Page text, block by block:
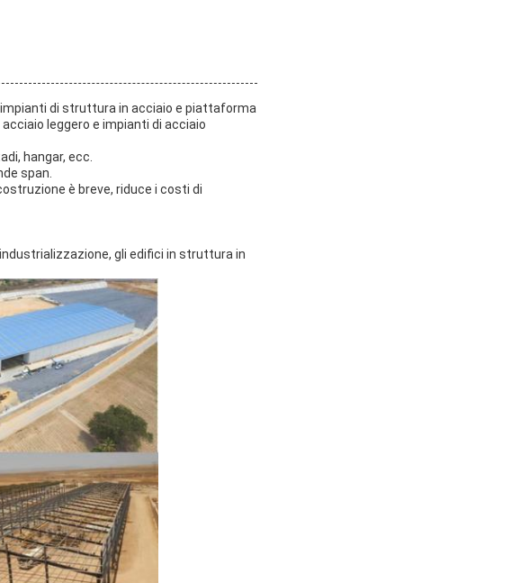
di struttura in acciaio e piattaforma
leggero e impianti di acciaio
hangar, ecc.
span.
è breve, riduce i costi di
gli edifici in struttura in